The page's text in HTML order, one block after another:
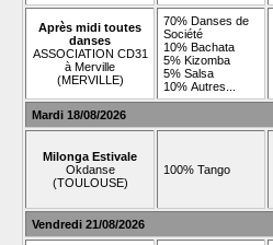
Après midi toutes
danses
ASSOCIATION CD31
à Merville
(MERVILLE)
70% Danses de
Société
10% Bachata
5% Kizomba
5% Salsa
10% Autres...
Mardi 18/08/2026
Milonga Estivale
Okdanse
(TOULOUSE)
100% Tango
Vendredi 21/08/2026